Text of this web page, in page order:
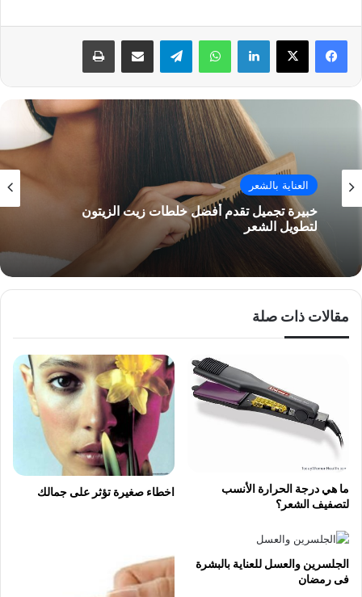
فيسبوك لينكدإن واتساب
العناية بالشعر
خبيرة تجميل تقدم أفضل خلطات زيت الزيتون
لتطويل الشعر
مقالات ذات صلة
ما هي درجة الحرارة الأنسب
لتصفيف الشعر؟
اخطاء صغيرة تؤثر على جمالك
الجلسرين والعسل للعناية بالبشرة
فى رمضان